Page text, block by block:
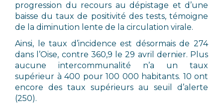
progression du recours au dépistage et d’une
baisse du taux de positivité des tests, témoigne
de la diminution lente de la circulation virale.
Ainsi, le taux d’incidence est désormais de 274
dans l’Oise, contre 360,9 le 29 avril dernier. Plus
aucune intercommunalité n’a un taux
supérieur à 400 pour 100 000 habitants. 10 ont
encore des taux supérieurs au seuil d’alerte
(250).